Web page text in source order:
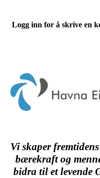
Logg inn for å skrive en
Vi skaper
bærekraft og
bidra til et levende